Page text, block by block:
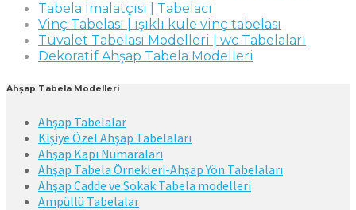
Tabela İmalatçısı | Tabelacı
Vinç Tabelası | ışıklı kule vinç tabelası
Tuvalet Tabelası Modelleri | wc Tabelaları
Dekoratif Ahşap Tabela Modelleri
Ahşap Tabela Modelleri
Ahşap Tabelalar
Kişiye Özel Ahşap Tabelaları
Ahşap Kapı Numaraları
Ahşap Tabela Örnekleri-Ahşap Yön Tabelaları
Ahşap Cadde ve Sokak Tabela modelleri
Ampüllü Tabelalar